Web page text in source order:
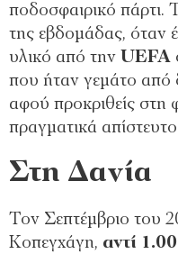
ποδοσφαιρικό πάρτι.
της εβδομάδας, όταν
υλικό από την UEFA
που ήταν γεμάτο
αφού προκριθείς στη
πραγματικά
Στη Δανία
Τον Σεπτέμβριο του
Κοπεγχάγη, αντί